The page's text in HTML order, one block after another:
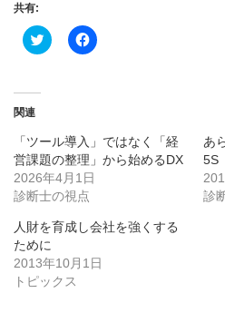
共有:
ク
リ
有
(新
し
い
ウ
ィ
ド
ウ
で
開
き
ま
Facebook
で
リ
ッ
ク
し
さ
い
し
い
関連
「ツール導入」ではなく「経
営課題の整理」から始めるDX
2026年4月1日
診断士の視点
あ
5S
診
人財を育成し会社を強くする
ために
2013年10月1日
トピックス